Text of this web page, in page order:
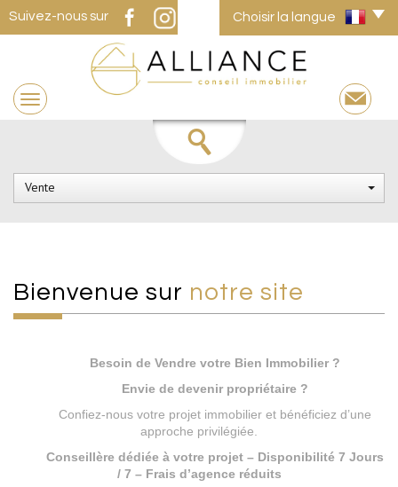
Suivez-nous sur Choisir la langue
Vente
Bienvenue sur notre site
Besoin de Vendre votre Bien Immobilier ?
Envie de devenir propriétaire ?
Confiez-nous votre projet immobilier et bénéficiez d’une
approche privilégiée.
Conseillère dédiée à votre projet – Disponibilité 7 Jours
/ 7 – Frais d’agence réduits